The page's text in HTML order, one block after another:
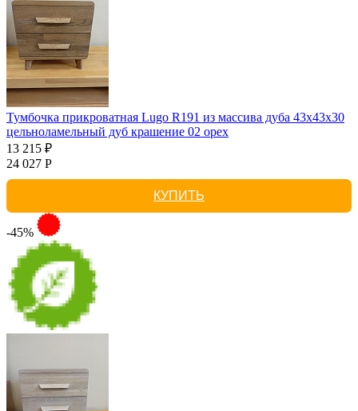
Тумбочка прикроватная Lugo R191 из массива дуба 43х43х30
цельноламельный дуб крашение 02 орех
13 215 ₽
24 027 Р
КУПИТЬ
-45%